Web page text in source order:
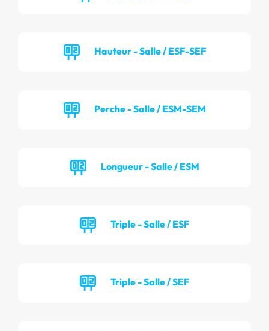
Hauteur - Salle / ESF-SEF
Perche - Salle / ESM-SEM
Longueur - Salle / ESM
Triple - Salle / ESF
Triple - Salle / SEF